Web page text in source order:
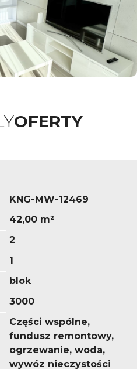
OFERTY
KNG-MW-12469
42,00 m²
2
1
blok
3000
Części wspólne,
fundusz remontowy,
ogrzewanie, woda,
wywóz nieczystości